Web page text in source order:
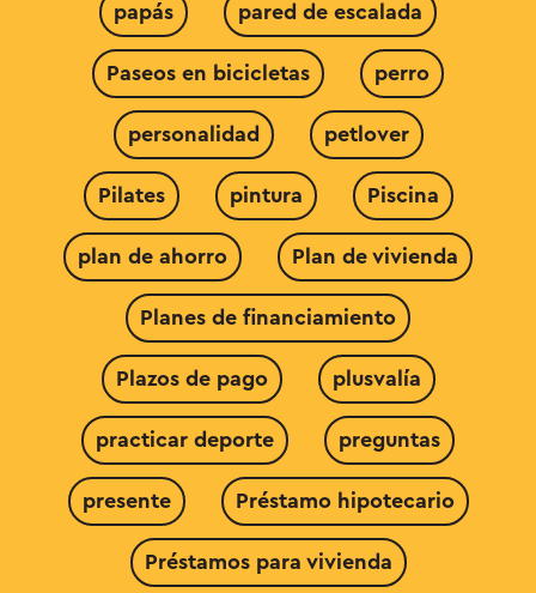
papás pared de escalada
Paseos en bicicletas perro
personalidad petlover
Pilates pintura Piscina
plan de ahorro Plan de vivienda
Planes de financiamiento
Plazos de pago plusvalía
practicar deporte preguntas
presente Préstamo hipotecario
Préstamos para vivienda